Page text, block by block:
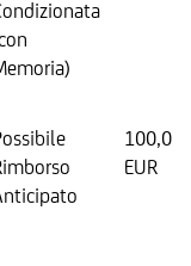
100,00
EUR